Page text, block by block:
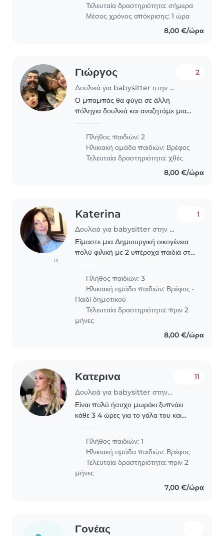
Τελευταία δραστηριότητα: σήμερα
Μέσος χρόνος απόκρισης: 1 ώρα
8,00 €/ώρα
Γιώργος
Δουλειά για babysitter στην περιοχή Χανιά
2
Ο μπαμπάς θα φύγει σε άλλη
πόληγια δουλειά και αναζητάμε μια
ώρες που η μητέρα θα εργάζεται... θα
πρέπει..
Πλήθος παιδιών: 2
Ηλικιακή ομάδα παιδιών: Βρέφος
Τελευταία δραστηριότητα: χθές
8,00 €/ώρα
(1)
Katerina
Δουλειά για babysitter στην περιοχή Χανιά
1
Είμαστε μια Δημιουργική οικογένεια
πολύ φιλική με 2 υπέροχα παιδιά στο
μωρό. Ψάχνουμε για μια στήριξη
καθώς έχουν απαιτητικές δουλειές.
Πλήθος παιδιών: 3
Ηλικιακή ομάδα παιδιών: Βρέφος •
Παιδί δημοτικού
Τελευταία δραστηριότητα: πριν 2
μήνες
8,00 €/ώρα
Κατερινα
Δουλειά για babysitter στην περιοχή Χανιά
11
Είναι πολύ ήσυχο μωράκι ξυπνάει
κάθε 3 4 ώρες για το γάλα του και
ευγενικοί και φιλόξενοι οικογένεια και
θα χρειαστούμε μια κοπέλα να είναι
με το..
Πλήθος παιδιών: 1
Ηλικιακή ομάδα παιδιών: Βρέφος
Τελευταία δραστηριότητα: πριν 2
μήνες
7,00 €/ώρα
Γονέας